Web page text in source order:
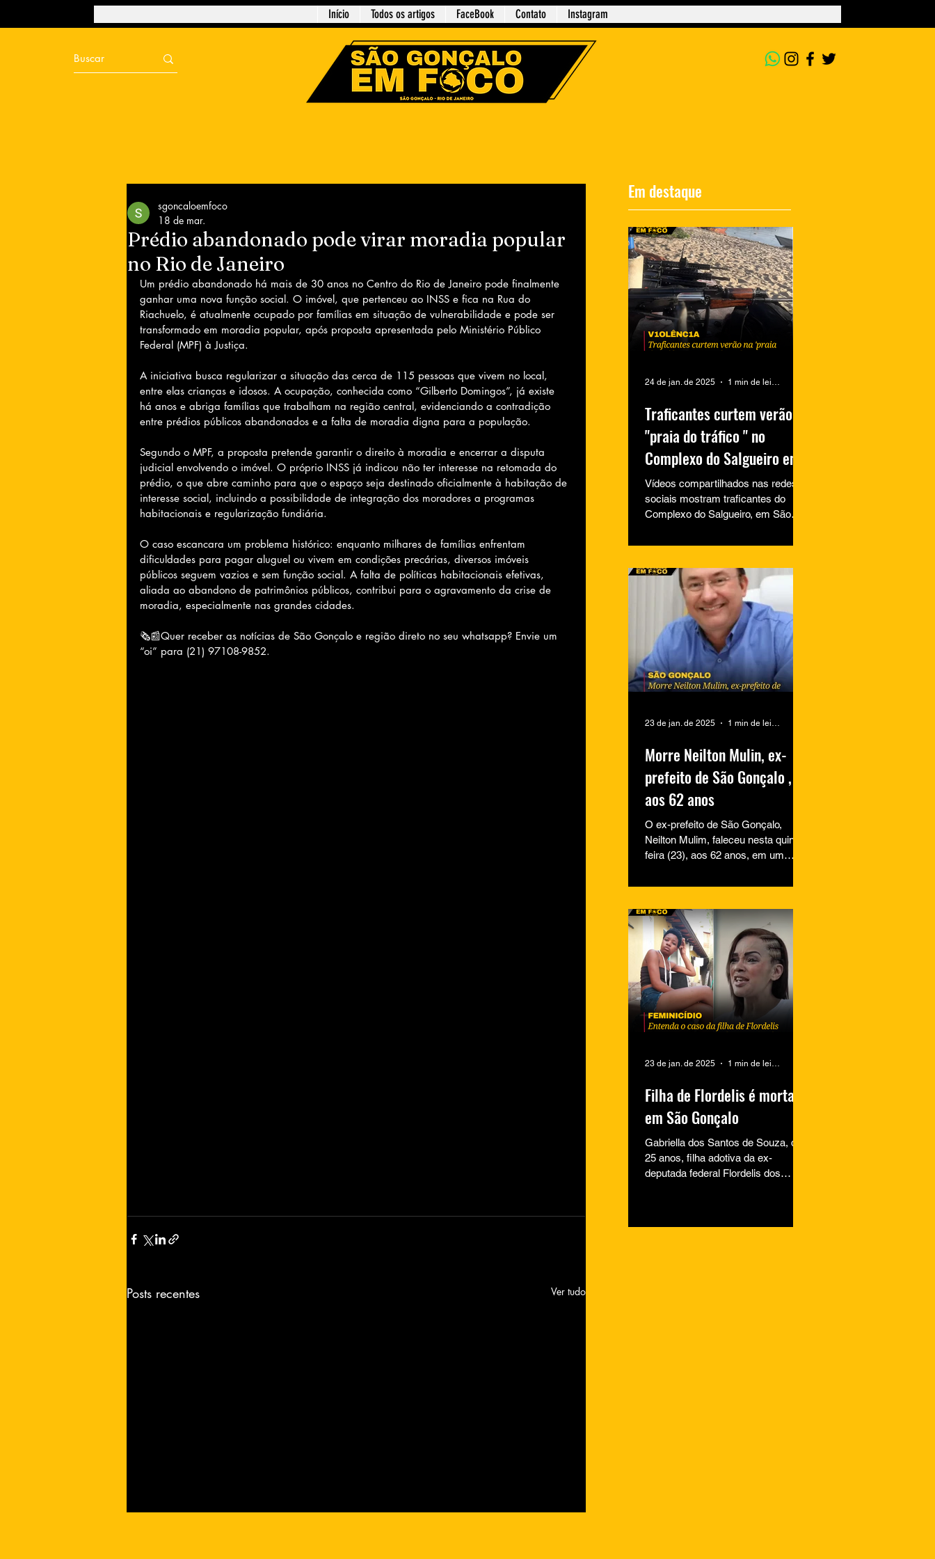
Início Todos os artigos FaceBook Contato Instagram
Prédio abandonado pode virar moradia popular
no Rio de Janeiro
sgoncaloemfoco
18 de mar.
Um prédio abandonado há mais de 30 anos no Centro do Rio de Janeiro pode finalmente
ganhar uma nova função social. O imóvel, que pertenceu ao INSS e fica na Rua do
Riachuelo, é atualmente ocupado por famílias em situação de vulnerabilidade e pode ser
transformado em moradia popular, após proposta apresentada pelo Ministério Público
Federal (MPF) à Justiça.
A iniciativa busca regularizar a situação das cerca de 115 pessoas que vivem no local,
entre elas crianças e idosos. A ocupação, conhecida como “Gilberto Domingos”, já existe
há anos e abriga famílias que trabalham na região central, evidenciando a contradição
entre prédios públicos abandonados e a falta de moradia digna para a população.
Segundo o MPF, a proposta pretende garantir o direito à moradia e encerrar a disputa
judicial envolvendo o imóvel. O próprio INSS já indicou não ter interesse na retomada do
prédio, o que abre caminho para que o espaço seja destinado oficialmente à habitação de
interesse social, incluindo a possibilidade de integração dos moradores a programas
habitacionais e regularização fundiária.
O caso escancara um problema histórico: enquanto milhares de famílias enfrentam
dificuldades para pagar aluguel ou vivem em condições precárias, diversos imóveis
públicos seguem vazios e sem função social. A falta de políticas habitacionais efetivas,
aliada ao abandono de patrimônios públicos, contribui para o agravamento da crise de
moradia, especialmente nas grandes cidades.
🗞📰Quer receber as notícias de São Gonçalo e região direto no seu whatsapp? Envie um
“oi” para (21) 97108-9852.
Posts recentes Ver tudo
Em destaque
Traficantes curtem verão na
"praia do tráfico " no
Complexo do Salgueiro em
São Gonçalo
Vídeos compartilhados nas redes
sociais mostram traficantes do
Complexo do Salgueiro, em São
de lazer na...
24 de jan. de 2025
Morre Neilton Mulin, ex-
prefeito de São Gonçalo ,
aos 62 anos
O ex-prefeito de São Gonçalo,
Neilton Mulim, faleceu nesta quinta-
feira (23), aos 62 anos, em um
informação...
23 de jan. de 2025
Filha de Flordelis é morta
em São Gonçalo
Gabriella dos Santos de Souza, de
25 anos, filha adotiva da ex-
deputada federal Flordelis dos
23 de jan. de 2025 1 min de leitura